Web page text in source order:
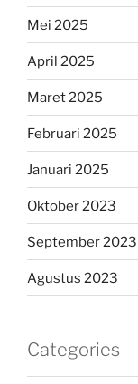
Mei 2025
April 2025
Maret 2025
Februari 2025
Januari 2025
Oktober 2023
September 2023
Agustus 2023
Categories